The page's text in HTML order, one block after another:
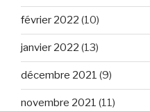
février 2022 (10)
janvier 2022 (13)
décembre 2021 (9)
novembre 2021 (11)